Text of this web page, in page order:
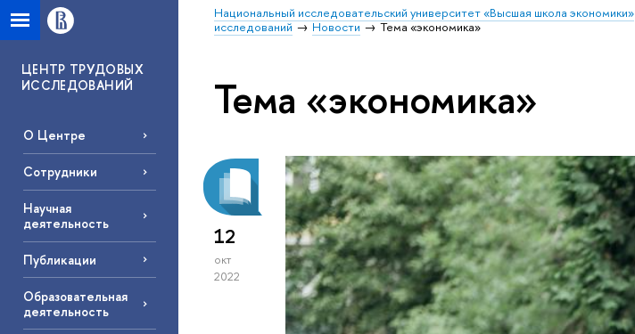
Национальный исследовательский университет «Высшая школа экономики»
исследований
Новости Тема «экономика»
ЦЕНТР ТРУДОВЫХ
ИССЛЕДОВАНИЙ
О Центре
Сотрудники
Научная
деятельность
Публикации
Образовательная
деятельность
Тема «экономика»
12
окт
2022